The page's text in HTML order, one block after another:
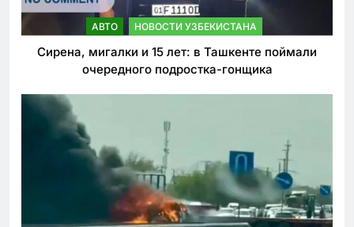
АВТО НОВОСТИ УЗБЕКИСТАНА
Сирена, мигалки и 15 лет: в Ташкенте поймали
очередного подростка-гонщика